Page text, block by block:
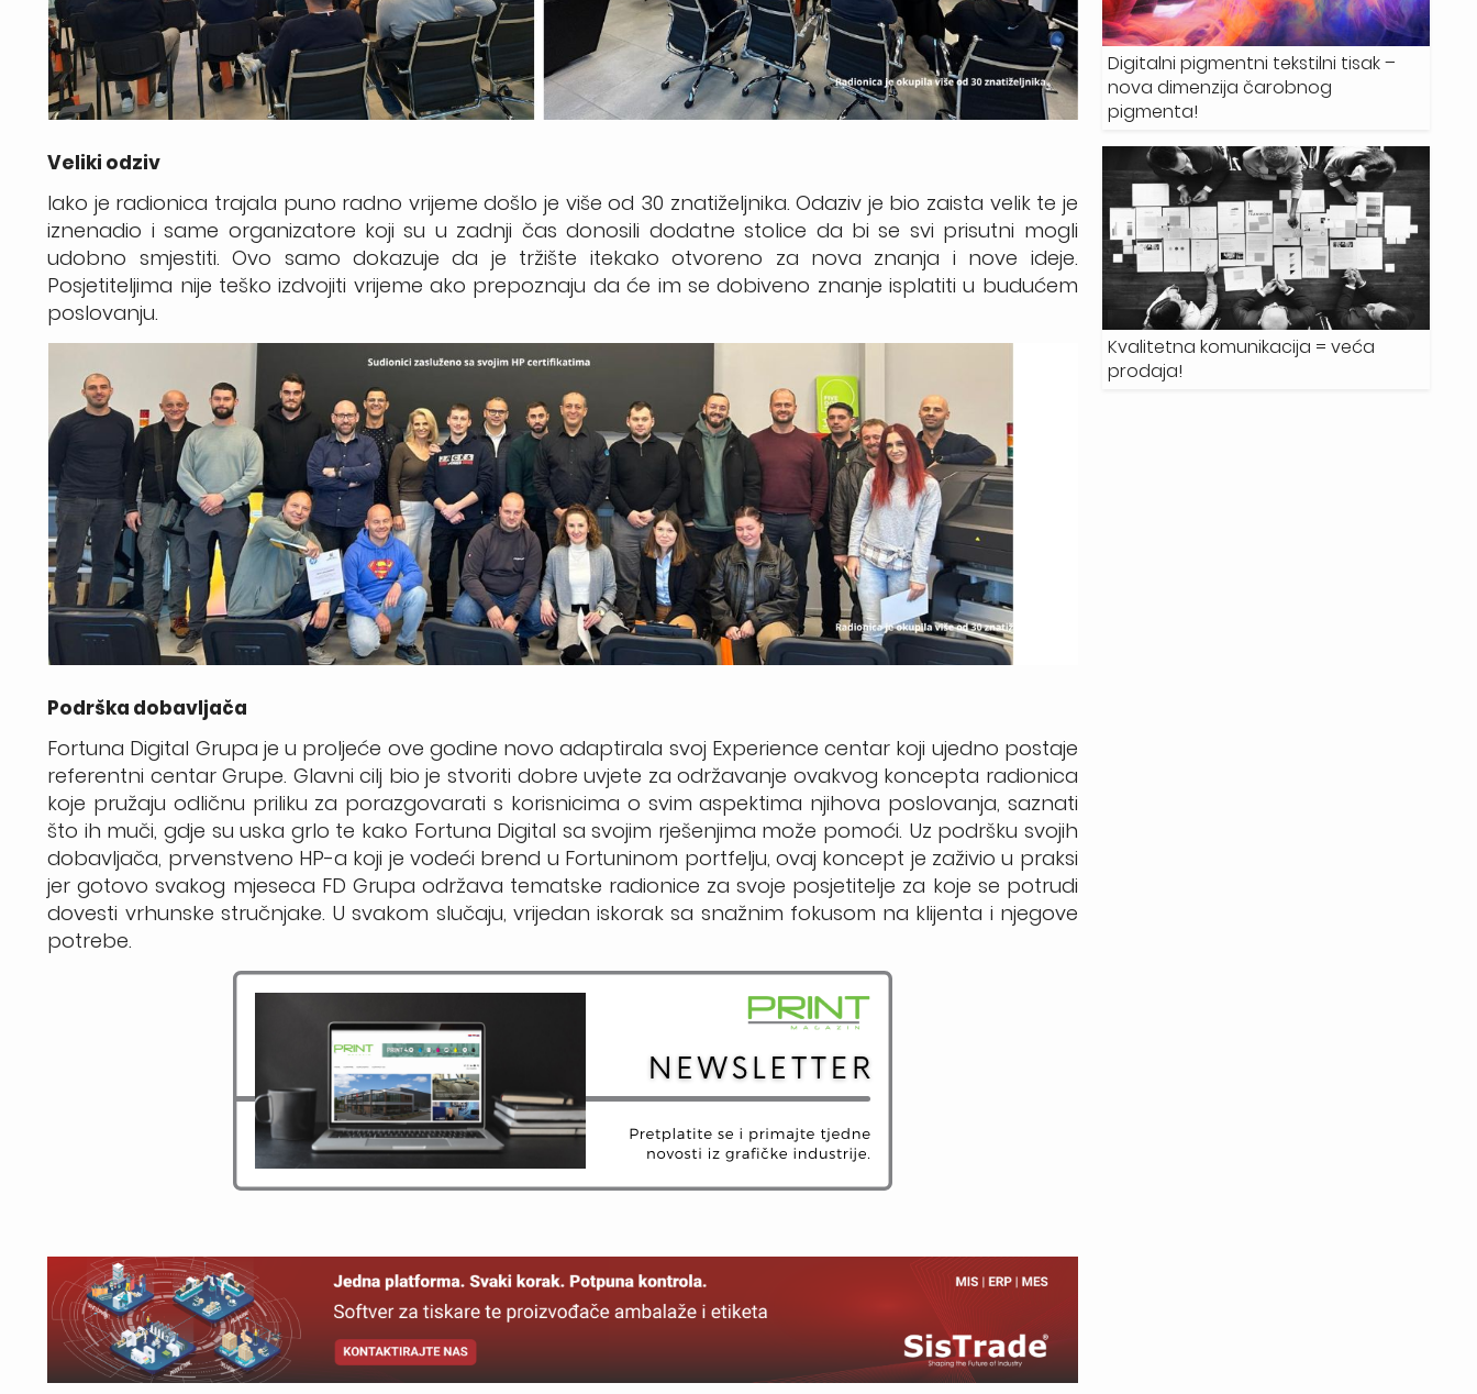
Veliki odziv
Iako je radionica trajala puno radno vrijeme došlo je više od 30 znatiželjnika. Odaziv je bio zaista velik te je
iznenadio i same organizatore koji su u zadnji čas donosili dodatne stolice da bi se svi prisutni mogli
udobno smjestiti. Ovo samo dokazuje da je tržište itekako otvoreno za nova znanja i nove ideje.
Posjetiteljima nije teško izdvojiti vrijeme ako prepoznaju da će im se dobiveno znanje isplatiti u budućem
poslovanju.
Podrška dobavljača
Fortuna Digital Grupa je u proljeće ove godine novo adaptirala svoj Experience centar koji ujedno postaje
referentni centar Grupe. Glavni cilj bio je stvoriti dobre uvjete za održavanje ovakvog koncepta radionica
koje pružaju odličnu priliku za porazgovarati s korisnicima o svim aspektima njihova poslovanja, saznati
što ih muči, gdje su uska grlo te kako Fortuna Digital sa svojim rješenjima može pomoći. Uz podršku svojih
dobavljača, prvenstveno HP-a koji je vodeći brend u Fortuninom portfelju, ovaj koncept je zaživio u praksi
jer gotovo svakog mjeseca FD Grupa održava tematske radionice za svoje posjetitelje za koje se potrudi
dovesti vrhunske stručnjake. U svakom slučaju, vrijedan iskorak sa snažnim fokusom na klijenta i njegove
potrebe.
Digitalni pigmentni tekstilni tisak –
nova dimenzija čarobnog
pigmenta!
Kvalitetna komunikacija = veća
prodaja!